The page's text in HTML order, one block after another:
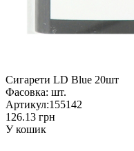
Сигарети LD Blue 20шт
Фасовка: шт.
Артикул:155142
126.13 грн
У кошик